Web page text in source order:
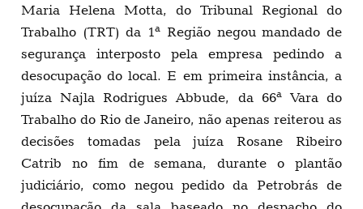
Maria Helena Motta, do Tribunal Regional do
Trabalho (TRT) da 1ª Região negou mandado de
segurança interposto pela empresa pedindo a
desocupação do local. E em primeira instância, a
juíza Najla Rodrigues Abbude, da 66ª Vara do
Trabalho do Rio de Janeiro, não apenas reiterou as
decisões tomadas pela juíza Rosane Ribeiro
Catrib no fim de semana, durante o plantão
judiciário, como negou pedido da Petrobrás de